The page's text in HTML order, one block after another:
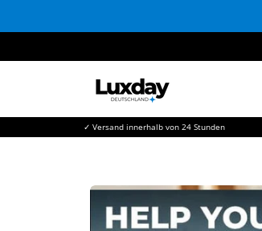
✓ Versand innerhalb von 24 Stunden